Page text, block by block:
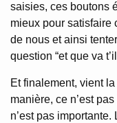
saisies, ces boutons
mieux pour satisfaire
de nous et ainsi
question “et que va
Et finalement, vient
manière, ce n’est
n’est pas